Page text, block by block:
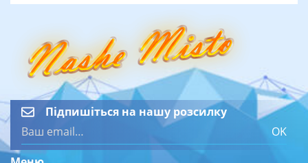
Підпишіться на нашу розсилку
OK